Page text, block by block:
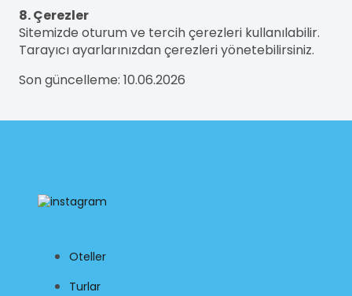
8. Çerezler
Sitemizde oturum ve tercih çerezleri kullanılabilir.
Tarayıcı ayarlarınızdan çerezleri yönetebilirsiniz.
Son güncelleme: 10.06.2026
Oteller
Turlar